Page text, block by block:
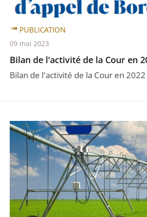
Bilan de l'activité de la Cour en
Bilan de l'activité de la Cour en 2022
PUBLICATION
09 mai 2023